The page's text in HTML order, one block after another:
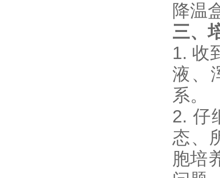
降温
三、
1. 收
液、
系。
2. 仔
态、
胞培